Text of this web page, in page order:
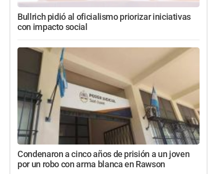
Bullrich pidió al oficialismo priorizar iniciativas
con impacto social
Condenaron a cinco años de prisión a un joven
por un robo con arma blanca en Rawson